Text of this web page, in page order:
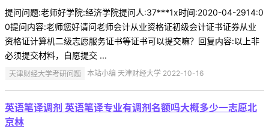
提问问题:老师好学院:经济学院提问人:37***1x时间:2020-04-2914:0
0提问内容:老师您好请问老师会计从业资格证初级会计证书证券从业
资格证计算机二级志愿服务证书等证书可以提交嘛？回复内容:以上非
必须提交材料，自愿提交 ...
天津财经大学考研问题 本站小编 天津财经大学 2022-10-16
英语笔译调剂 英语笔译专业有调剂名额吗大概多少一志愿北
京林